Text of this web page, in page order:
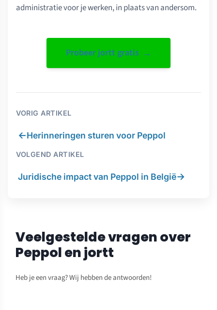
administratie voor je werken, in plaats van andersom.
Probeer jortt gratis
VORIG ARTIKEL
←Herinneringen sturen voor Peppol
VOLGEND ARTIKEL
Juridische impact van Peppol in België→
Veelgestelde vragen over
Peppol en jortt
Heb je een vraag? Wij hebben de antwoorden!